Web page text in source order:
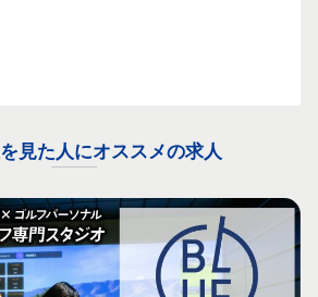
見た人にオススメの求人